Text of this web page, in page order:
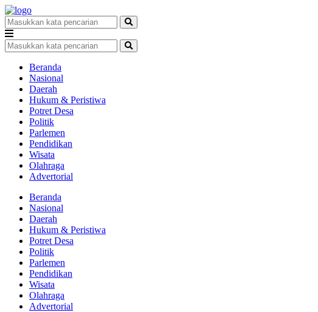
Beranda
Nasional
Daerah
Hukum & Peristiwa
Potret Desa
Politik
Parlemen
Pendidikan
Wisata
Olahraga
Advertorial
Beranda
Nasional
Daerah
Hukum & Peristiwa
Potret Desa
Politik
Parlemen
Pendidikan
Wisata
Olahraga
Advertorial